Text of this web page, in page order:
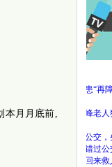
本月月底前,
坚强女孩患“再
暖！早高峰老
事发郑州公交
外地乘客错过
跨越千里回来